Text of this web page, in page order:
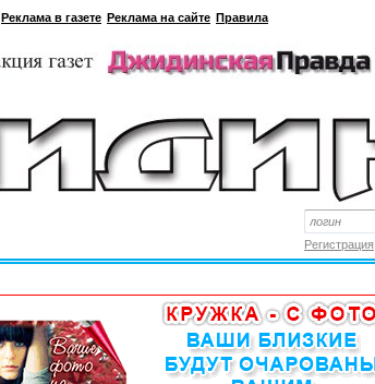
Реклама в газете Реклама на сайте Правила
Регистрация